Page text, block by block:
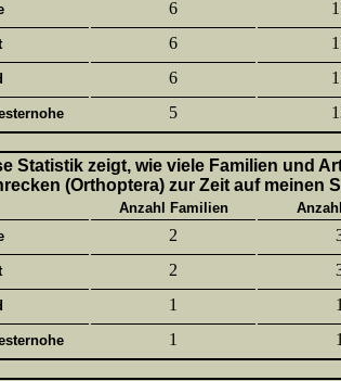
6
6
6
5
Statistik zeigt, wie viele Familien und
(Orthoptera) zur Zeit auf meinen
Anzahl Familien
2
2
1 1
1 1